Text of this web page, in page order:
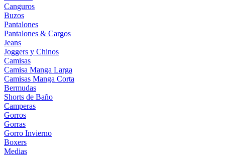
Canguros
Buzos
Pantalones
Pantalones & Cargos
Jeans
Joggers y Chinos
Camisas
Camisa Manga Larga
Camisas Manga Corta
Bermudas
Shorts de Baño
Camperas
Gorros
Gorras
Gorro Invierno
Boxers
Medias